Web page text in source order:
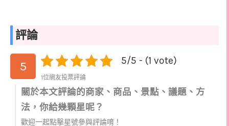
評論
5 5/5 - (1 vote)
1位網友投票評論
關於本文評論的商家、商品、景點、議題、方
法，你給幾顆星呢？
歡迎一起點擊星號參與評論唷！